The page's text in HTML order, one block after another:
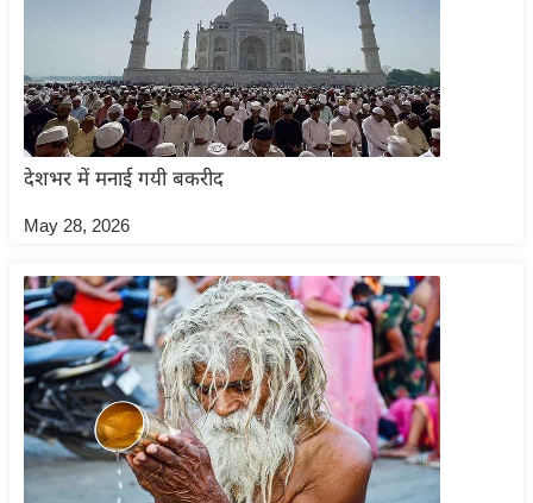
तृ
भू
मि
स्तं
ए
म
.
आ
र
.
आ
ई
.
देशभर में मनाई गयी बकरीद
May 28, 2026